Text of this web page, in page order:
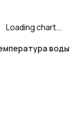
Loading chart...
воды